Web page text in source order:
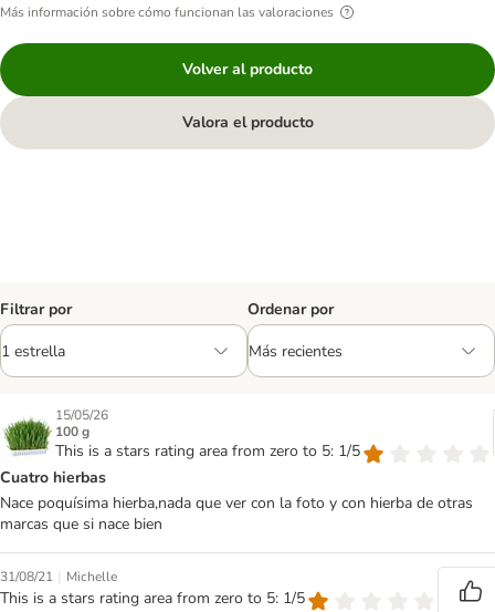
Más información sobre cómo funcionan las valoraciones
Volver al producto
Valora el producto
Filtrar por Ordenar por
15/05/26
100 g
This is a stars rating area from zero to 5: 1/5
Cuatro hierbas
Nace poquísima hierba,nada que ver con la foto y con hierba de otras
marcas que si nace bien
31/08/21 | Michelle
This is a stars rating area from zero to 5: 1/5